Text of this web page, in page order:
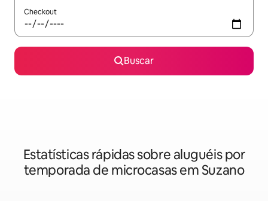
Checkout
Buscar
Estatísticas rápidas sobre aluguéis por
temporada de microcasas em Suzano